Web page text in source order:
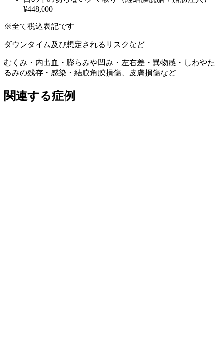
¥448,000
※全て税込表記です
ダウンタイム及び想定されるリスクなど
むくみ・内出血・膨らみや凹み・左右差・異物感・しわやた
るみの残存・感染・結膜角膜損傷、皮膚損傷など
関連する症例